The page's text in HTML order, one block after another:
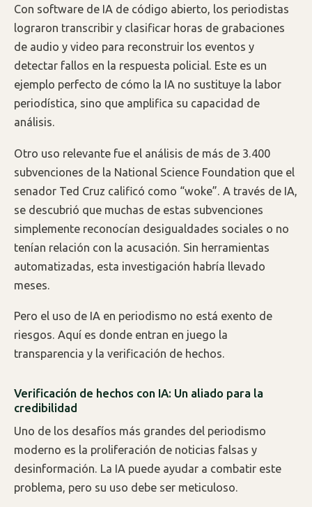
Con software de IA de código abierto, los periodistas
lograron transcribir y clasificar horas de grabaciones
de audio y video para reconstruir los eventos y
detectar fallos en la respuesta policial. Este es un
ejemplo perfecto de cómo la IA no sustituye la labor
periodística, sino que amplifica su capacidad de
análisis.
Otro uso relevante fue el análisis de más de 3.400
subvenciones de la National Science Foundation que el
senador Ted Cruz calificó como “woke”. A través de IA,
se descubrió que muchas de estas subvenciones
simplemente reconocían desigualdades sociales o no
tenían relación con la acusación. Sin herramientas
automatizadas, esta investigación habría llevado
meses.
Pero el uso de IA en periodismo no está exento de
riesgos. Aquí es donde entran en juego la
transparencia y la verificación de hechos.
Verificación de hechos con IA: Un aliado para la
credibilidad
Uno de los desafíos más grandes del periodismo
moderno es la proliferación de noticias falsas y
desinformación. La IA puede ayudar a combatir este
problema, pero su uso debe ser meticuloso.